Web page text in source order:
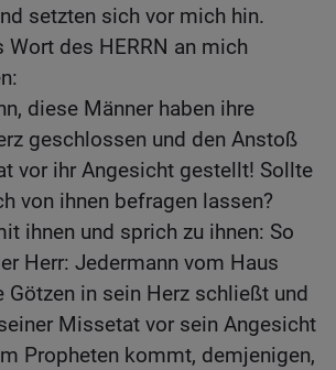
setzten sich vor mich hin.
Wort des HERRN an mich
diese Männer haben ihre
geschlossen und den Anstoß
vor ihr Angesicht gestellt! Sollte
von ihnen befragen lassen?
ihnen und sprich zu ihnen: So
Herr: Jedermann vom Haus
Götzen in sein Herz schließt und
Missetat vor sein Angesicht
Propheten kommt, demjenigen,